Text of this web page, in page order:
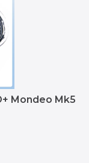
Mondeo Mk5